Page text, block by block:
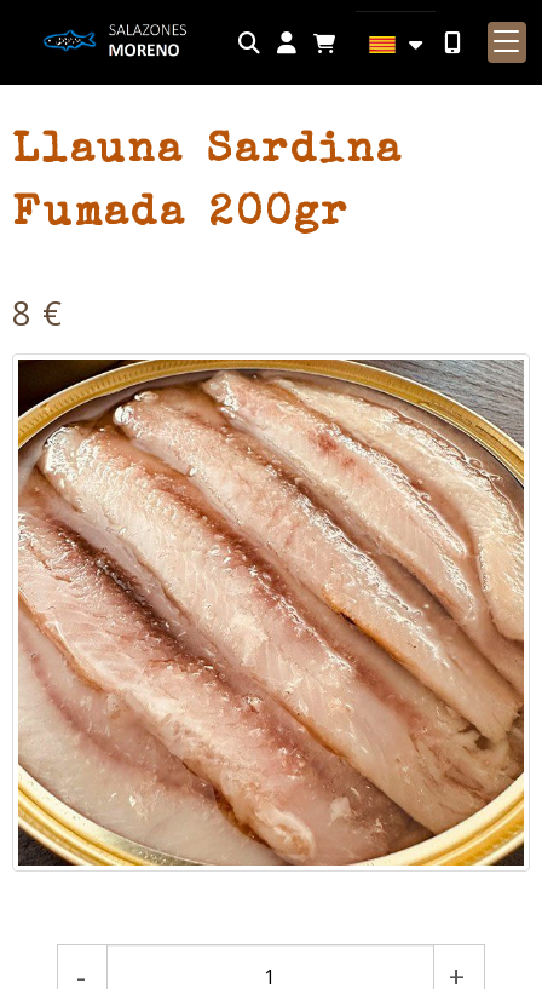
Identifícat
Llauna Sardina
Fumada 200gr
8 €
- +